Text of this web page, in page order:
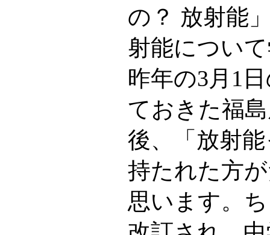
の？ 放射能
射能につい
昨年の3月1
ておきた福
後、「放射
持たれた方
思います。